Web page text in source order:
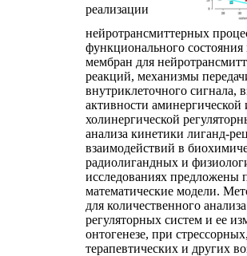
реализации
нейротрансмиттерных
функционального
мембран для
реакций, механизмы
внутриклеточного сигнала,
активности аминергической
холинергической
анализа кинетики лиганд-
взаимодействий в
радиолигандных и
исследованиях предложены
математические модели.
для количественного
регуляторных систем и ее
онтогенезе, при
терапевтических и других